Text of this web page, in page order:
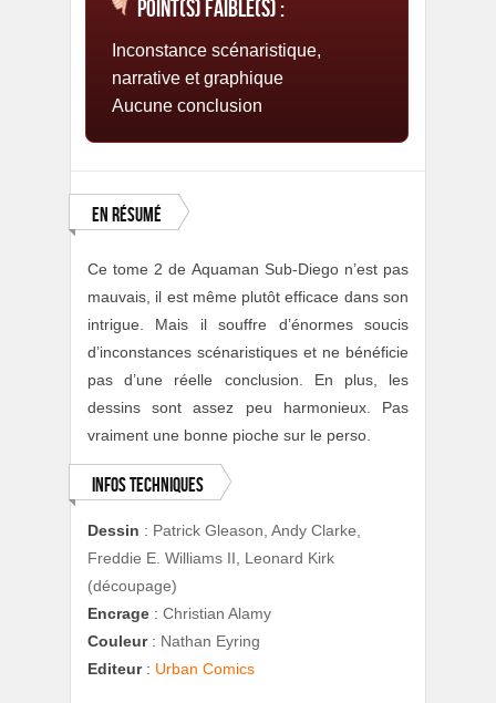
Point(s) faible(s) :
Inconstance scénaristique,
narrative et graphique
Aucune conclusion
En résumé
Ce tome 2 de Aquaman Sub-Diego n’est pas
mauvais, il est même plutôt efficace dans son
intrigue. Mais il souffre d’énormes soucis
d’inconstances scénaristiques et ne bénéficie
pas d’une réelle conclusion. En plus, les
dessins sont assez peu harmonieux. Pas
vraiment une bonne pioche sur le perso.
Infos techniques
Dessin : Patrick Gleason, Andy Clarke,
Freddie E. Williams II, Leonard Kirk
(découpage)
Encrage : Christian Alamy
Couleur: Nathan Eyring
Editeur: Urban Comics